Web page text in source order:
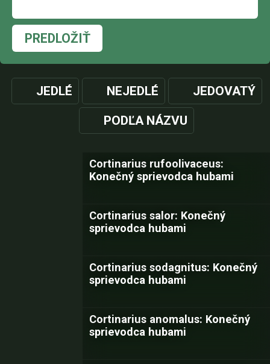
PREDLOŽIŤ
JEDLÉ NEJEDLÉ JEDOVATÝ
PODĽA NÁZVU
Cortinarius rufoolivaceus:
Konečný sprievodca hubami
Cortinarius salor: Konečný
sprievodca hubami
Cortinarius sodagnitus: Konečný
sprievodca hubami
Cortinarius anomalus: Konečný
sprievodca hubami